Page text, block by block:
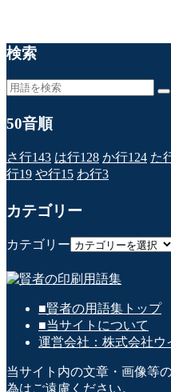
検索
50音順
さ行143 は行128 か行124 た
行19 や行15 わ行3
カテゴリー
カテゴリー
■賢者の用語集トップ
■当サイトについて
運営会社：株式会社ウ
当サイト内の文章・画像等
為はご遠慮ください。